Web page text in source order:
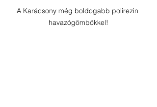
A Karácsony még boldogabb polirezin
havazógömbökkel!